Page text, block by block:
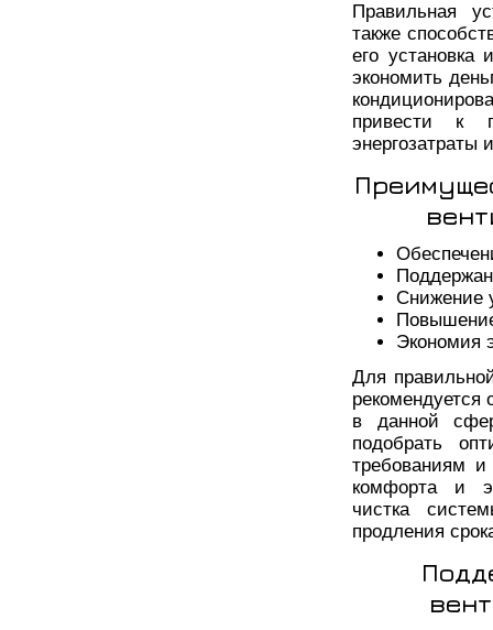
Правильная
также
его установка
экономить
привести к
энергозатраты
Снижение
Экономия
Для
в данной
подобрать
требованиям и
комфорта и
чистка
продления